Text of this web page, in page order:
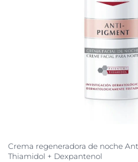
Crema regeneradora de noche
Thiamidol + Dexpantenol